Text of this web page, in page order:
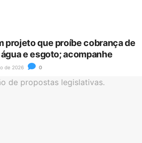
projeto que proíbe cobrança de
e esgoto; acompanhe
de 2026 0